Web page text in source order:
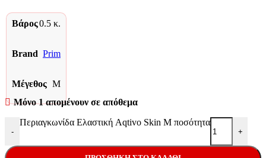
Βάρος0.5 κ.
Brand Prim
Μέγεθος M
Μόνο 1 απομένουν σε απόθεμα
-
Περιαγκωνίδα Ελαστική Aqtivo Skin M ποσότητα
+